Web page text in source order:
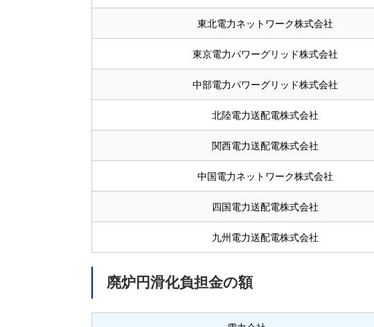
東北電力ネットワーク株式会社
東京電力パワーグリッド株式会社
中部電力パワーグリッド株式会社
北陸電力送配電株式会社
関西電力送配電株式会社
中国電力ネットワーク株式会社
四国電力送配電株式会社
九州電力送配電株式会社
廃炉円滑化負担金の額